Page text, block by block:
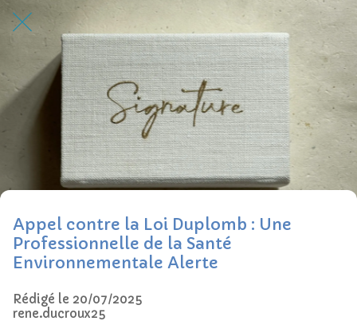
Appel contre la Loi Duplomb : Une
Professionnelle de la Santé
Environnementale Alerte
Rédigé le 20/07/2025
rene.ducroux25